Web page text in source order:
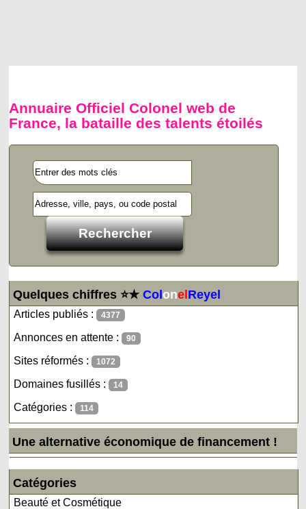
Annuaire Officiel Colonel web de
France, la bataille des talents étoilés
Quelques chiffres ⭐★ColonelReyel
Articles publiés : 4377
Annonces en attente : 90
Sites réformés : 1072
Domaines fusillés : 14
Catégories : 114
Une alternative économique de financement !
Catégories
Beauté et Cosmétique